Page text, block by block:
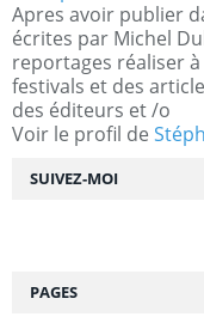
SUIVEZ-MOI
Apres avoir publier
écrites par Michel
reportages réaliser
festivals et des
des éditeurs et /o
Voir le profil de
PAGES